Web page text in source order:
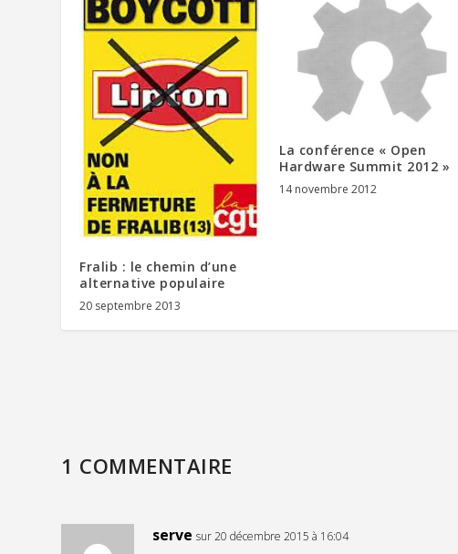
Fralib : le chemin d’une
alternative populaire
20 septembre 2013
La conférence « Open
Hardware Summit 2012 »
14 novembre 2012
1 COMMENTAIRE
serve sur 20 décembre 2015 à 16:04